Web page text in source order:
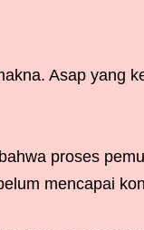
Asap yang
proses
mencapai